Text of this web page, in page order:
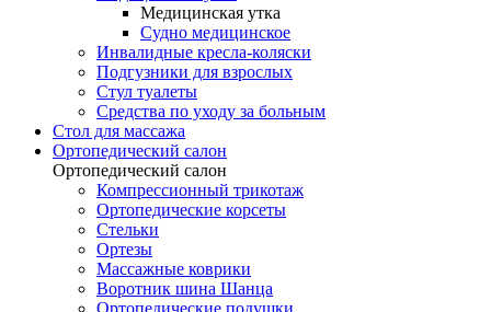
Медицинская утка
Судно медицинское
Инвалидные кресла-коляски
Подгузники для взрослых
Стул туалеты
Средства по уходу за больным
Cтол для массажа
Ортопедический салон
Ортопедический салон
Компрессионный трикотаж
Ортопедические корсеты
Стельки
Ортезы
Массажные коврики
Воротник шина Шанца
Ортопедические подушки